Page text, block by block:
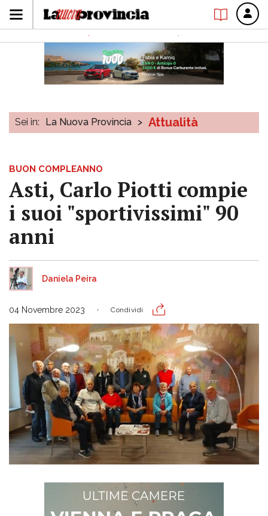
Sei in: La Nuova Provincia > Attualità
BUON COMPLEANNO
Asti, Carlo Piotti compie
i suoi "sportivissimi" 90
anni
Daniela Peira
04 Novembre 2023 Condividi